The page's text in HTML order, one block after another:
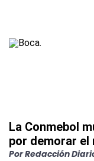
La Conmebol
por demorar el
PorRedacción